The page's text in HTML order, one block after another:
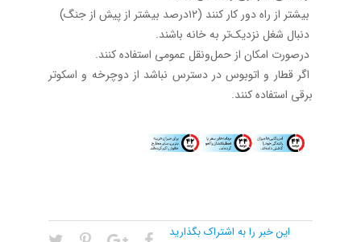
بیشتر از راه دور کار ‌کنند (۱۲درصد بیشتر از پیش از جنگ)
دنبال شغل نزدیک‌تر به خانه‌ باشند.
درصورت امکان از حمل‌ونقل عمومی استفاده کنند.
اگر قطار و اتوبوس در دسترس نباشد از دوچرخه‌ و اسکوتر
برقی استفاده کنند.
این خبر را به اشتراک بگذارید